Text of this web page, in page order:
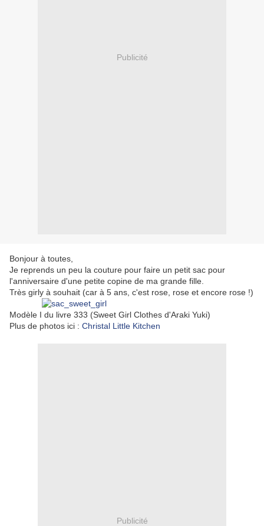
Publicité
Bonjour à toutes,
Je reprends un peu la couture pour faire un petit sac pour
l'anniversaire d'une petite copine de ma grande fille.
Très girly à souhait (car à 5 ans, c'est rose, rose et encore rose !)
Modèle I du livre 333 (Sweet Girl Clothes d'Araki Yuki)
Plus de photos ici : Christal Little Kitchen
Publicité